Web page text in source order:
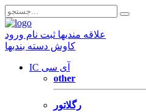
علاقه مندیها ثبت نام ورود
کاوش دسته بندیها
IC آی سی
other
رگلاتور